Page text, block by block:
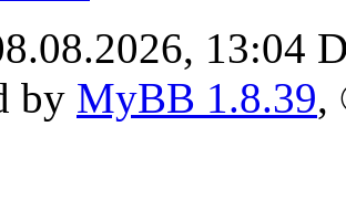
13:04
by MyBB 1.8.39,